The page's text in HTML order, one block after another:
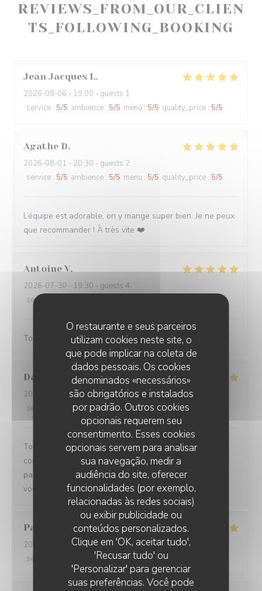
O restaurante e seus parceiros
utilizam cookies neste site, o
que pode implicar na coleta de
dados pessoais. Os cookies
denominados «necessários»
são obrigatórios e instalados
por padrão. Outros cookies
opcionais requerem seu
consentimento. Esses cookies
opcionais servem para analisar
sua navegação, medir a
audiência do site, oferecer
funcionalidades (por exemplo,
relacionadas às redes sociais)
ou exibir publicidade ou
conteúdos personalizados.
Clique em 'OK, aceitar tudo',
'Recusar tudo' ou
'Personalizar' para gerenciar
suas preferências. Você pode
REVIEWS_FROM_OUR_CLIEN
TS_FOLLOWING_BOOKING
Jean Jacques L
2026-08-06 - 19:00 - guests 1
service : 5/5 ambience : 5/5 menu : 5/5 quality_price : 5/5
Agathe D
2026-08-01 - 20:30 - guests 2
service : 5/5 ambience : 5/5 menu : 5/5 quality_price : 5/5
L’équipe est adorable, on y mange super bien. Je ne peux
que recommander ! À très vite ❤️
Antoine V
2026-07-30 - 19:30 - guests 4
service
Toujours servi avec bonne humeur ! Plats délicieux
Damien
2026-08-01
- 19:15 - guests 3
service
ambience: 5/5 menu:5/5 quality_price
Toujours un plaisir de venir dans ce restaurant qui
commence toujours par un accueil chaleureux. Tout est
parfait si service à la cuisine. Ne changez rien Merci à
vous
Pascal
2026-07-31
- 20:45 - guests 2
service
ambience:5/5 menu: 5/5 quality_price